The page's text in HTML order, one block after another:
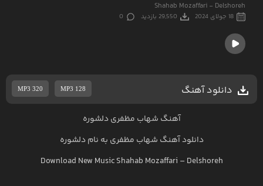
Shahab Mozaffari - Delshoreh
18 جولای 2024 29,550 بازدید 0
دانلود آهنگ MP3 320 MP3 128
آهنگ شهاب مظفری دلشوره
دانلود آهنگ شهاب مظفری به نامدلشوره
Download New MusicShahab Mozaffari – Delshoreh